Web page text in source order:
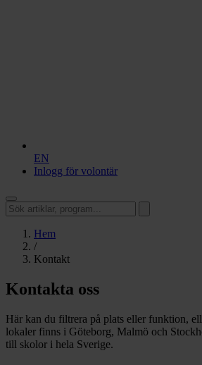
EN
Inlogg för volontär
Hem
/
Kontakt
Kontakta oss
Här kan du filtrera på plats eller funktion,
lokaler finns i Göteborg, Malmö och
till skolor i hela Sverige.